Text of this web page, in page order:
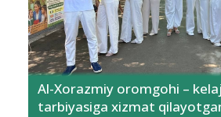
Al-Xorazmiy oromgohi –
tarbiyasiga xizmat